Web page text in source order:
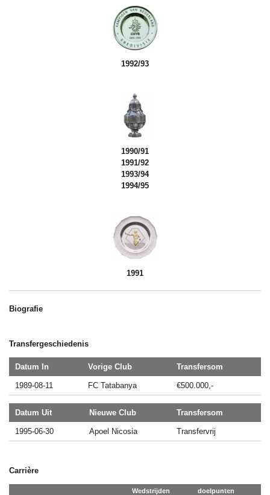
1992/93
1990/91
1991/92
1993/94
1994/95
1991
Biografie
Transfergeschiedenis
Datum In Vorige Club Transfersom
1989-08-11 FC Tatabanya €500.000,-
Datum Uit Nieuwe Club Transfersom
1995-06-30 Apoel Nicosia Transfervrij
Carrière
Wedstrijden
doelpunten